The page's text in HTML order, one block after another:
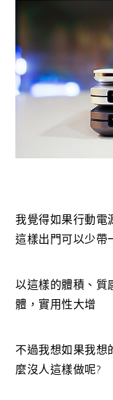
我覺得如果行動電
這樣出門可以少帶
以這樣的體積、質
體，實用性大增
不過我想如果我想
麼沒人這樣做呢?